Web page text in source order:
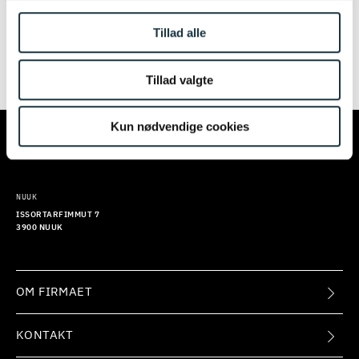
Tillad alle
Tillad valgte
Kun nødvendige cookies
igen senere. Vi beklager ulejligheden.
TILMELD
1560 KØBENHAVN V
EUROPAPLADS 8
8000 AARHUS C
NUUK
ISSORTARFIMMUT 7
3900 NUUK
OM FIRMAET
KONTAKT